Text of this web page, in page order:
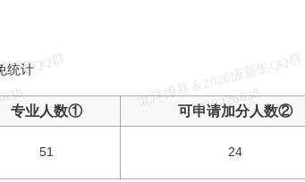
统计
专业人数① 可申请加分人数②
51 24
北
洋
维
基
＆
2
0
2
6
级
新
生
Q
Q
群
1
0
2
8
2
2
6
8
3
8